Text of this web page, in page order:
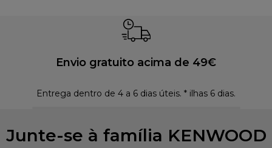
Envio gratuito acima de 49€
Entrega dentro de 4 a 6 dias úteis. * ilhas 6 dias.
Junte-se à família KENWOOD